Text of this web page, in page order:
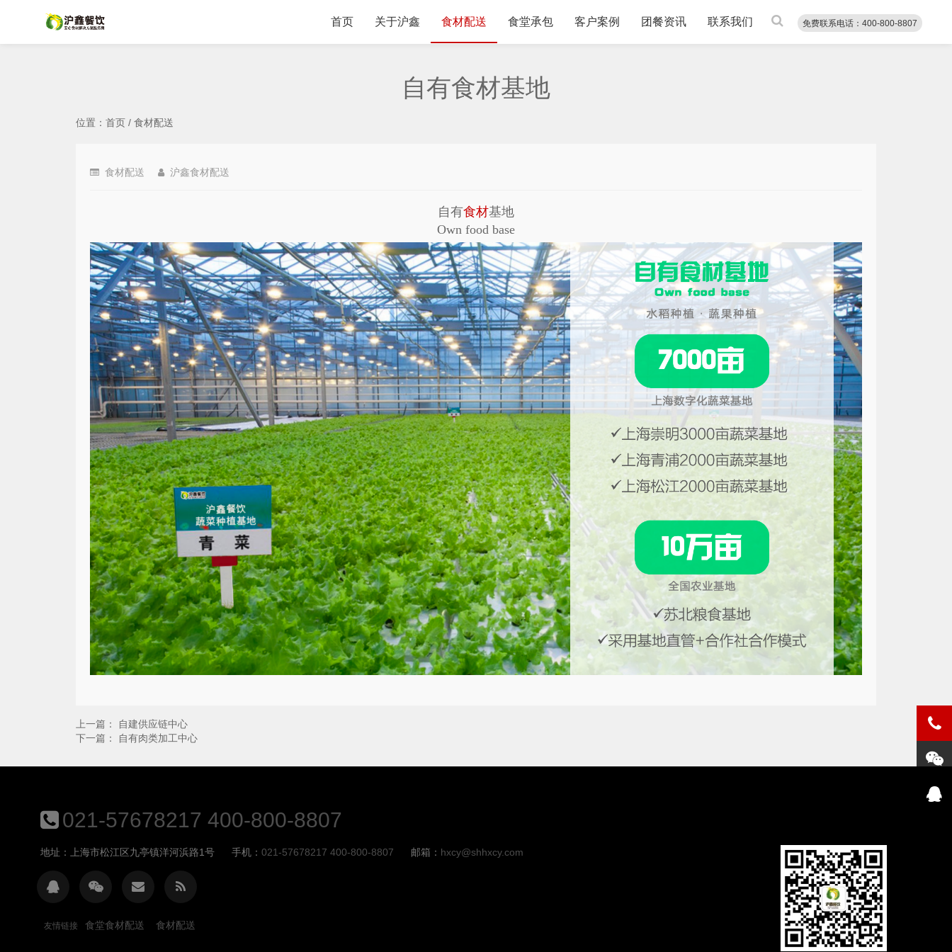
免费联系电话：400-800-8807
首页 关于沪鑫 食材配送 食堂承包 客户案例 团餐资讯 联系我们
自有食材基地
位置： 首页 / 食材配送
食材配送 沪鑫食材配送
自有食材基地
Own food base
上一篇：
自建供应链中心
下一篇：
自有肉类加工中心
021-57678217 400-800-8807
地址：上海市松江区九亭镇洋河浜路1号 手机： 021-57678217 400-800-8807 邮箱： hxcy@shhxcy.com
友情链接 食堂食材配送 食材配送